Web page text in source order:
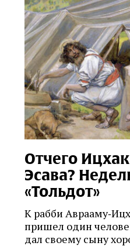
Отчего
Эсава?
«Тольдот»
К рабби
пришел один
дал своему сыну